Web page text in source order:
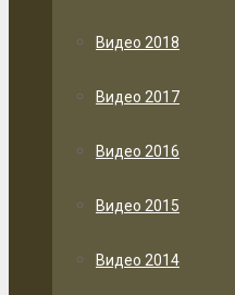
Видео 2018
Видео 2017
Видео 2016
Видео 2015
Видео 2014